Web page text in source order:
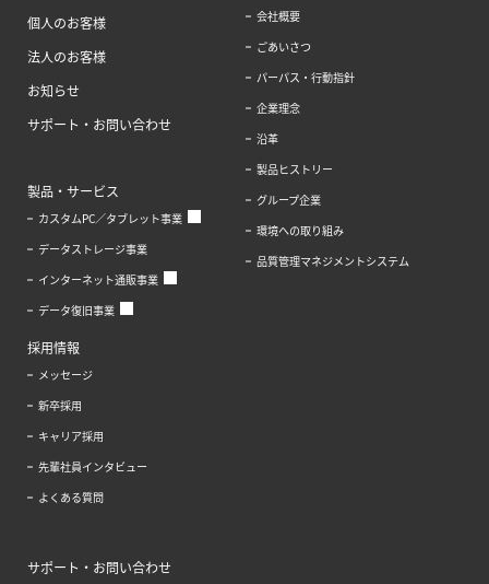
個人のお客様
法人のお客様
お知らせ
サポート・お問い合わせ
製品・サービス
カスタムPC／タブレット事業
データストレージ事業
インターネット通販事業
データ復旧事業
会社概要
ごあいさつ
パーパス・行動指針
企業理念
沿革
製品ヒストリー
グループ企業
環境への取り組み
品質管理マネジメントシステム
採用情報
メッセージ
新卒採用
キャリア採用
先輩社員インタビュー
よくある質問
サポート・お問い合わせ